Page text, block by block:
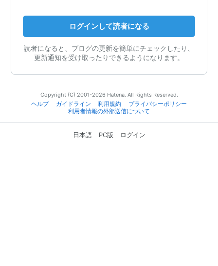
ログインして読者になる
読者になると、ブログの更新を簡単にチェックしたり、
更新通知を受け取ったりできるようになります。
Copyright (C) 2001-2026 Hatena. All Rights Reserved.
ヘルプ
ガイドライン 利用規約
プライバシーポリシー
利用者情報の外部送信について
日本語 PC版 ログイン